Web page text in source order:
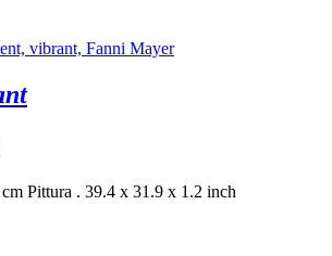
Pittura . 39.4 x 31.9 x 1.2 inch